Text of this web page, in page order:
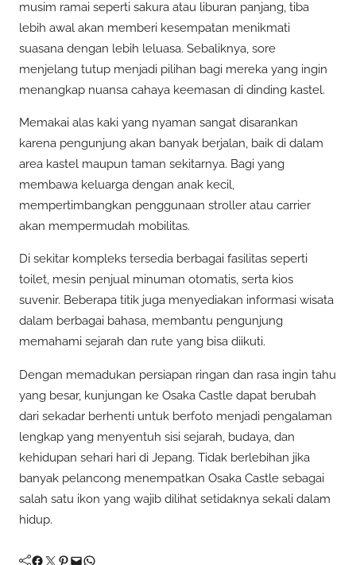
musim ramai seperti sakura atau liburan panjang, tiba
lebih awal akan memberi kesempatan menikmati
suasana dengan lebih leluasa. Sebaliknya, sore
menjelang tutup menjadi pilihan bagi mereka yang ingin
menangkap nuansa cahaya keemasan di dinding kastel.
Memakai alas kaki yang nyaman sangat disarankan
karena pengunjung akan banyak berjalan, baik di dalam
area kastel maupun taman sekitarnya. Bagi yang
membawa keluarga dengan anak kecil,
mempertimbangkan penggunaan stroller atau carrier
akan mempermudah mobilitas.
Di sekitar kompleks tersedia berbagai fasilitas seperti
toilet, mesin penjual minuman otomatis, serta kios
suvenir. Beberapa titik juga menyediakan informasi wisata
dalam berbagai bahasa, membantu pengunjung
memahami sejarah dan rute yang bisa diikuti.
Dengan memadukan persiapan ringan dan rasa ingin tahu
yang besar, kunjungan ke Osaka Castle dapat berubah
dari sekadar berhenti untuk berfoto menjadi pengalaman
lengkap yang menyentuh sisi sejarah, budaya, dan
kehidupan sehari hari di Jepang. Tidak berlebihan jika
banyak pelancong menempatkan Osaka Castle sebagai
salah satu ikon yang wajib dilihat setidaknya sekali dalam
hidup.
Facebook Twitter Pinterest Mail WhatsApp